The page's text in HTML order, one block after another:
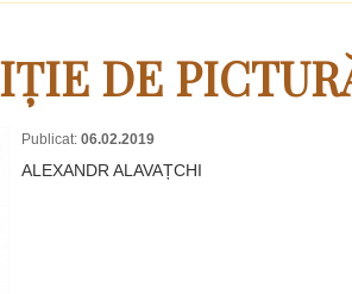
DE
Publicat: 06.02.2019
ALEXANDR ALAVAȚCHI